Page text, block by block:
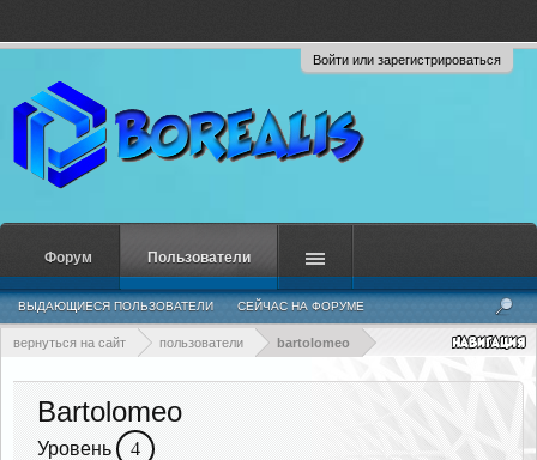
Войти или зарегистрироваться
вернуться на сайт пользователи bartolomeo
Bartolomeo
Уровень 4
Форум Пользователи
ВЫДАЮЩИЕСЯ ПОЛЬЗОВАТЕЛИ СЕЙЧАС НА ФОРУМЕ
НЕДАВНЯЯ АКТИВНОСТЬ НОВЫЕ СООБЩЕНИЯ ПРОФИЛЯ